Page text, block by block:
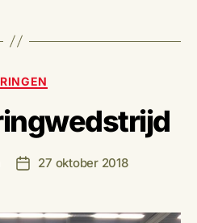
Categorieën
Berichtdatum
27 oktober 2018